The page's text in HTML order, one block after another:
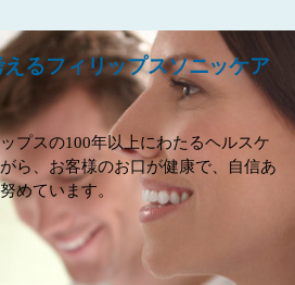
るフィリップスソニッケア
プスの100年以上にわたるヘルスケ
ら、お客様のお口が健康で、自信あ
めています。